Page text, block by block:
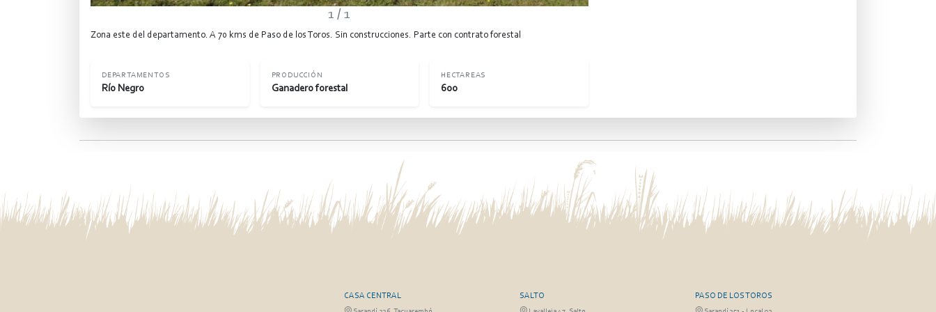
1 / 1
Zona este del departamento. A 70 kms de Paso de los Toros. Sin construcciones. Parte con contrato forestal
DEPARTAMENTOS
Río Negro
PRODUCCIÓN
Ganadero forestal
HECTAREAS
600
CASA CENTRAL SALTO PASO DE LOS TOROS